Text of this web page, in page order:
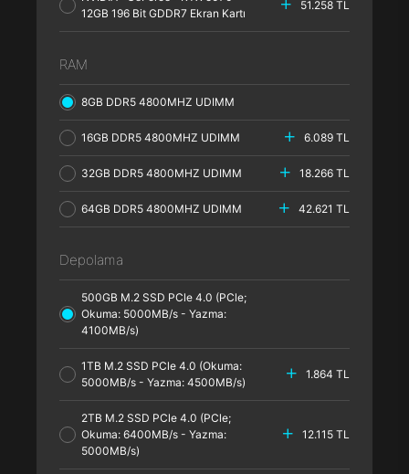
12GB 196 Bit GDDR7 Ekran Kartı
51.258 TL
RAM
8GB DDR5 4800MHZ UDIMM
16GB DDR5 4800MHZ UDIMM 6.089 TL
32GB DDR5 4800MHZ UDIMM 18.266 TL
64GB DDR5 4800MHZ UDIMM 42.621 TL
Depolama
500GB M.2 SSD PCle 4.0 (PCle;
Okuma: 5000MB/s - Yazma:
4100MB/s)
1TB M.2 SSD PCle 4.0 (Okuma:
5000MB/s - Yazma: 4500MB/s)
1.864 TL
2TB M.2 SSD PCle 4.0 (PCle;
Okuma: 6400MB/s - Yazma:
5000MB/s)
12.115 TL